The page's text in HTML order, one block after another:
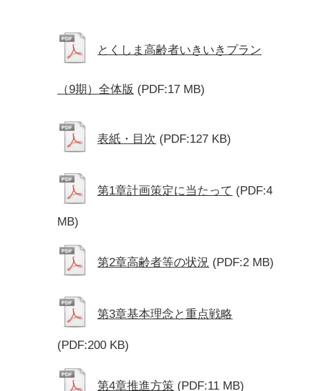
とくしま高齢者いきいきプラン
（9期）全体版 (PDF:17 MB)
表紙・目次 (PDF:127 KB)
第1章計画策定に当たって (PDF:4
MB)
第2章高齢者等の状況 (PDF:2 MB)
第3章基本理念と重点戦略
(PDF:200 KB)
第4章推進方策 (PDF:11 MB)